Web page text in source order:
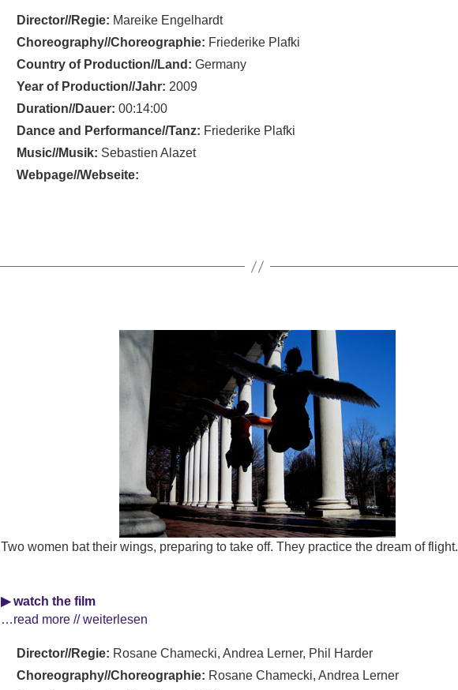
Director//Regie: Mareike Engelhardt
Choreography//Choreographie: Friederike Plafki
Country of Production//Land: Germany
Year of Production//Jahr: 2009
Duration//Dauer: 00:14:00
Dance and Performance//Tanz: Friederike Plafki
Music//Musik: Sebastien Alazet
Webpage//Webseite:
Two women bat their wings, preparing to take off. They practice the dream of flight.
▶ watch the film
…read more // weiterlesen
Director//Regie: Rosane Chamecki, Andrea Lerner, Phil Harder
Choreography//Choreographie: Rosane Chamecki, Andrea Lerner